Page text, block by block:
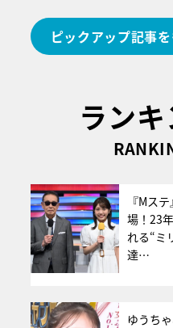
ピックアップ記事
ラン
『Mス
場！23
れる“ミ
達…
ゆうち